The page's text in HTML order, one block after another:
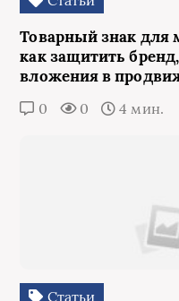
Товарный знак для
как защитить
вложения в
0 0 4 мин.
Статьи